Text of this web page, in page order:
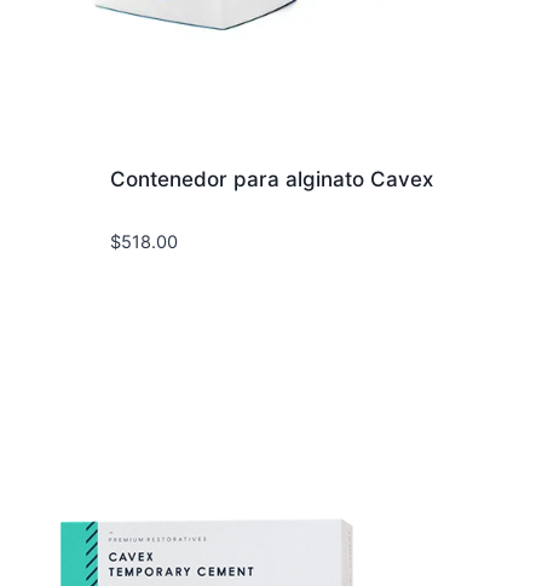
Contenedor para alginato Cavex
$518.00